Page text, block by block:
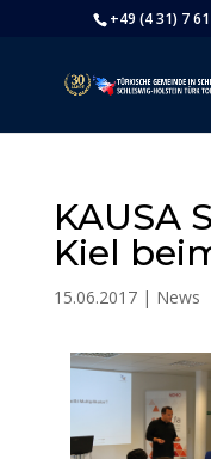
+49 (4 31) 7
KAUSA
Kiel
15.06.2017| News